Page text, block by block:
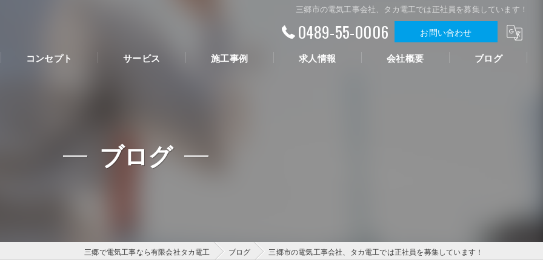
三郷市の電気工事会社、タカ電工では正社員を募集しています！
0489-55-0006 お問い合わせ
コンセプト サービス 施工事例 求人情報 会社概要 ブログ
ブログ
三郷で電気工事なら有限会社タカ電工 ブログ 三郷市の電気工事会社、タカ電工では正社員を募集しています！